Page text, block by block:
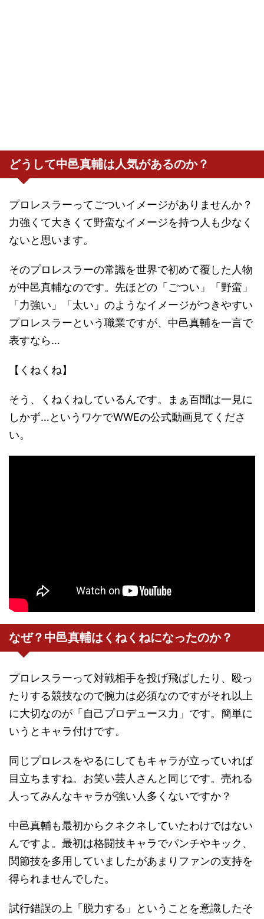
どうして中邑真輔は人気があるのか？
プロレスラーってごついイメージがありませんか？
力強くて大きくて野蛮なイメージを持つ人も少なく
ないと思います。
そのプロレスラーの常識を世界で初めて覆した人物
が中邑真輔なのです。先ほどの「ごつい」「野蛮」
「力強い」「太い」のようなイメージがつきやすい
プロレスラーという職業ですが、中邑真輔を一言で
表すなら…
【くねくね】
そう、くねくねしているんです。まぁ百聞は一見に
しかず…というワケでWWEの公式動画見てくださ
い。
なぜ？中邑真輔はくねくねになったのか？
プロレスラーって対戦相手を投げ飛ばしたり、殴っ
たりする競技なので腕力は必須なのですがそれ以上
に大切なのが「自己プロデュース力」です。簡単に
いうとキャラ付けです。
同じプロレスをやるにしてもキャラが立っていれば
目立ちますね。お笑い芸人さんと同じです。売れる
人ってみんなキャラが強い人多くないですか？
中邑真輔も最初からクネクネしていたわけではない
んですよ。最初は格闘技キャラでパンチやキック、
関節技を多用していましたがあまりファンの支持を
得られませんでした。
試行錯誤の上「脱力する」ということを意識したそ